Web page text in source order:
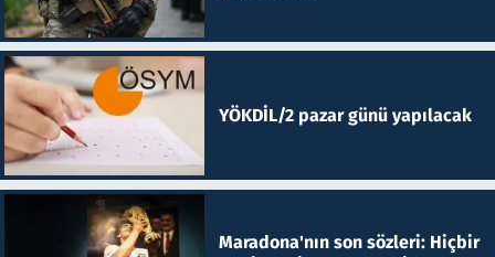
YÖKDİL/2 pazar günü yapılacak
Maradona'nın son sözleri: Hiçbir